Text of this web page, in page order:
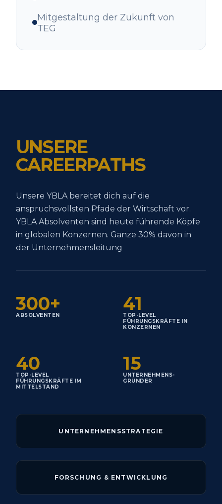
Mitgestaltung der Zukunft von
TEG
UNSERE
CAREERPATHS
Unsere YBLA bereitet dich auf die
anspruchsvollsten Pfade der Wirtschaft vor.
YBLA Absolventen sind heute führende Köpfe
in globalen Konzernen. Ganze 30% davon in
der Unternehmensleitung
300+
ABSOLVENTEN
41
TOP-LEVEL
FÜHRUNGSKRÄFTE IN
KONZERNEN
40
TOP-LEVEL
FÜHRUNGSKRÄFTE IM
MITTELSTAND
15
UNTERNEHMENS-
GRÜNDER
UNTERNEHMENSSTRATEGIE
FORSCHUNG & ENTWICKLUNG